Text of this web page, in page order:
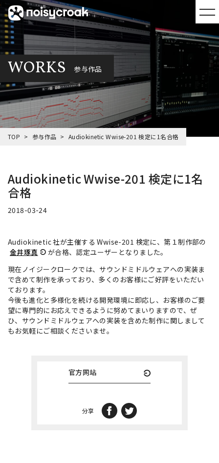
WORKS 参与作品
TOP 参与作品 Audiokinetic Wwise-201 検定に1名合格
Audiokinetic Wwise-201 検定に1名
合格
2018-03-24
Audiokinetic 社が主催する Wwise-201 検定に、第１制作部の
金井琢真
が合格、認定ユーザーとなりました。
現在ノイジークロークでは、サウンドミドルウェアへの実装ま
で含めて制作を承っており、多くのお客様にご好評をいただい
ております。
今後も進化と多様化を続ける開発環境に即応し、お客様のご要
望に専門的にお応えできるように努めてまいりますので、ぜ
ひ、サウンドミドルウェアへの実装を含めた制作に関しまして
もお気軽にご相談くださいませ。
官方网站
分享